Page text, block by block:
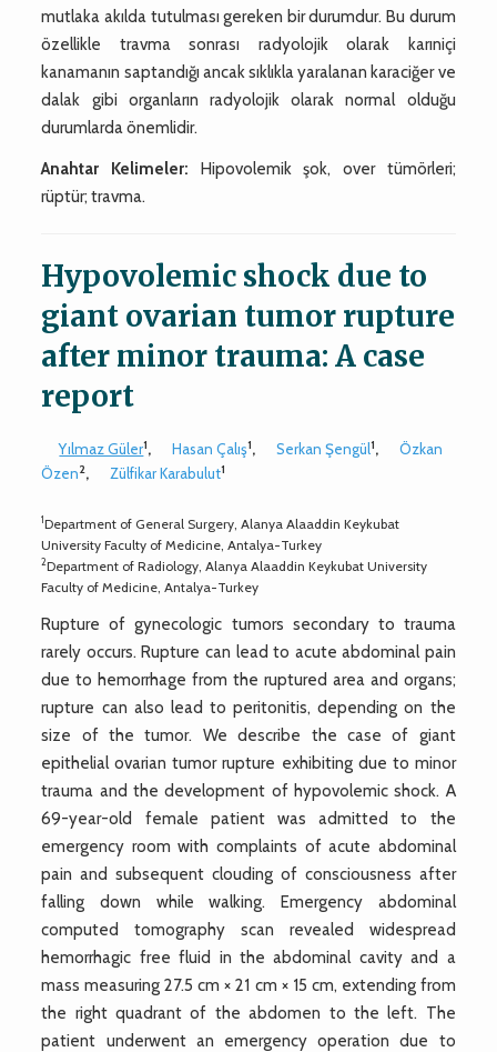
mutlaka akılda tutulması gereken bir durumdur. Bu durum
özellikle travma sonrası radyolojik olarak karıniçi
kanamanın saptandığı ancak sıklıkla yaralanan karaciğer ve
dalak gibi organların radyolojik olarak normal olduğu
durumlarda önemlidir.
Anahtar Kelimeler: Hipovolemik şok, over tümörleri;
rüptür; travma.
Hypovolemic shock due to
giant ovarian tumor rupture
after minor trauma: A case
report
Yılmaz Güler1, Hasan Çalış1, Serkan Şengül1,
Özkan
Özen2, Zülfikar Karabulut1
1Department of General Surgery, Alanya Alaaddin Keykubat
University Faculty of Medicine, Antalya-Turkey
2Department of Radiology, Alanya Alaaddin Keykubat University
Faculty of Medicine, Antalya-Turkey
Rupture of gynecologic tumors secondary to trauma
rarely occurs. Rupture can lead to acute abdominal pain
due to hemorrhage from the ruptured area and organs;
rupture can also lead to peritonitis, depending on the
size of the tumor. We describe the case of giant
epithelial ovarian tumor rupture exhibiting due to minor
trauma and the development of hypovolemic shock. A
69-year-old female patient was admitted to the
emergency room with complaints of acute abdominal
pain and subsequent clouding of consciousness after
falling down while walking. Emergency abdominal
computed tomography scan revealed widespread
hemorrhagic free fluid in the abdominal cavity and a
mass measuring 27.5 cm × 21 cm × 15 cm, extending from
the right quadrant of the abdomen to the left. The
patient underwent an emergency operation due to